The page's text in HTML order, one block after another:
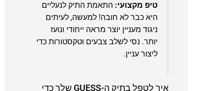
טיפ מקצועי: התאמת התיק לנעליים
היא כבר לא חובה! למעשה, לעיתים
ניגוד מעניין יוצר מראה ייחודי ונועז
יותר. נסי לשלב צבעים וטקסטורות כדי
ליצור עניין.
איך לטפל בתיק ה-GUESS שלך כדי